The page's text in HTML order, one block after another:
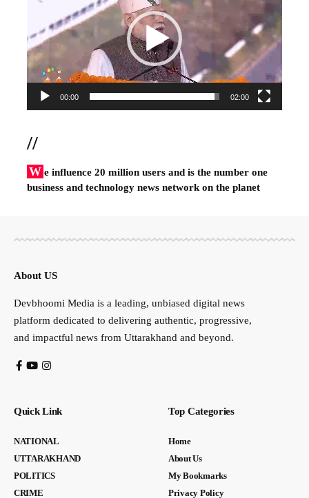
00:00 02:00
//
W e influence 20 million users and is the number one
business and technology news network on the planet
About US
Devbhoomi Media is a leading, unbiased digital news
platform dedicated to delivering authentic, progressive,
and impactful news from Uttarakhand and beyond.
Quick Link
NATIONAL
UTTARAKHAND
POLITICS
CRIME
Top Categories
Home
About Us
My Bookmarks
Privacy Policy